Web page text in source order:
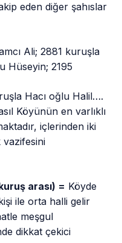
eden diğer şahıslar
Ali; 2881 kuruşla
Hüseyin; 2195
Hacı oğlu Halil….
Köyünün en varlıklı
içlerinden iki
vazifesini
arası) = Köyde
ile orta halli gelir
meşgul
dikkat çekici